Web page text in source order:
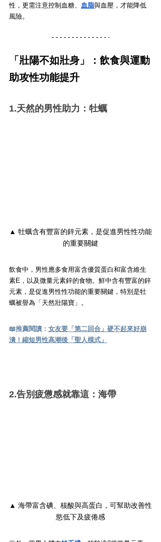
性，更需注意控制血糖、 血脂與血壓，才能降低
風險。
「壯陽不如壯身」：飲食與運動
助攻性功能提升
1.天然的男性助力：牡蠣
▲ 牡蠣含有豐富的鋅元素，是促進男性性功能
的重要關鍵
飲食中，男性應多食用富含優質蛋白和富含維生
素E，以及微量元素鋅的食物。鮮中含有豐富的鋅
元素，是促進男性性功能的重要關鍵，特別是牡
蠣被譽為「天然壯陽寶」。
📖推薦閱讀： 女友要「第二回合」硬不起來好崩
潰！縮短男性高潮後「聖人模式」
2.告別疲憊感就靠這：海帶
▲ 海帶富含碘、核酸與高蛋白，可幫助改善性
慾低下及疲倦感